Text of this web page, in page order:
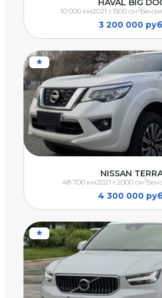
HAVAL BIG
3 200 000
10 000 км2021 г.1500 см3
NISSAN
4 300 000
48 700 км2021 г.2000 см3